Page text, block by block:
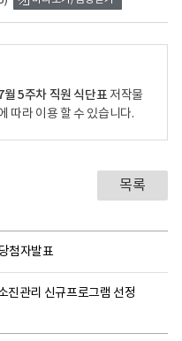
월 5주차 직원 식단표저작물
따라 이용 할 수 있습니다.
목록
첨자발표
진관리 신규프로그램 선정